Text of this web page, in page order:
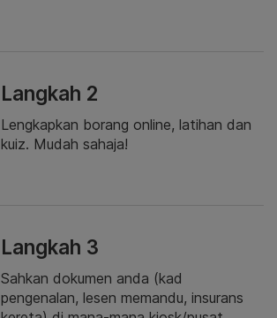
Langkah 2
Lengkapkan borang online, latihan dan
kuiz. Mudah sahaja!
Langkah 3
Sahkan dokumen anda (kad
pengenalan, lesen memandu, insurans